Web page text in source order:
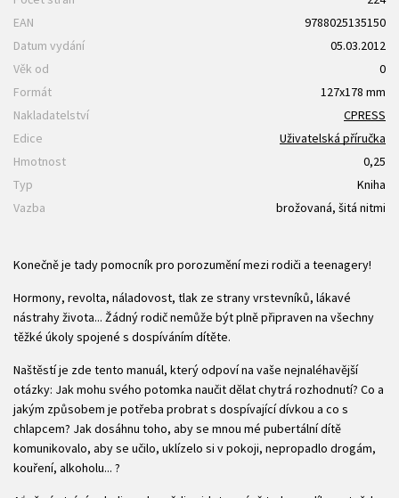
EAN
9788025135150
Datum vydání
05.03.2012
Věk od
0
Formát
127x178 mm
Nakladatelství
CPRESS
Edice
Uživatelská příručka
Hmotnost
0,25
Typ
Kniha
Vazba
brožovaná, šitá nitmi
Konečně je tady pomocník pro porozumění mezi rodiči a teenagery!
Hormony, revolta, náladovost, tlak ze strany vrstevníků, lákavé
nástrahy života... Žádný rodič nemůže být plně připraven na všechny
těžké úkoly spojené s dospíváním dítěte.
Naštěstí je zde tento manuál, který odpoví na vaše nejnaléhavější
otázky: Jak mohu svého potomka naučit dělat chytrá rozhodnutí? Co a
jakým způsobem je potřeba probrat s dospívající dívkou a co s
chlapcem? Jak dosáhnu toho, aby se mnou mé pubertální dítě
komunikovalo, aby se učilo, uklízelo si v pokoji, nepropadlo drogám,
kouření, alkoholu... ?